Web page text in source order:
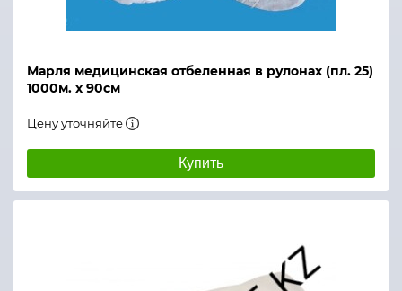
Марля медицинская отбеленная в рулонах (пл. 25)
1000м. х 90см
Цену уточняйте
Купить